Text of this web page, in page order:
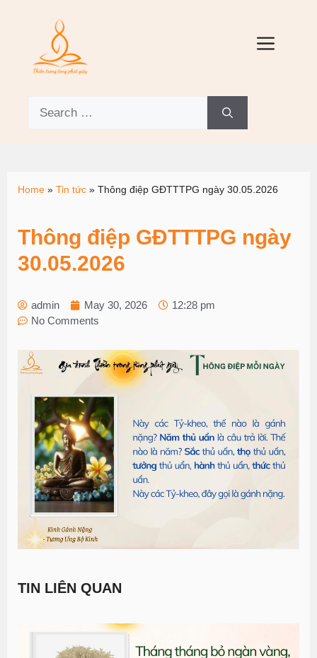
Home » Tin tức » Thông điệp GĐTTTPG ngày 30.05.2026
Thông điệp GĐTTTPG ngày
30.05.2026
admin May 30, 2026
12:28 pm
No Comments
TIN LIÊN QUAN